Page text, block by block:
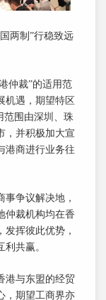
两制”行稳致远
仲裁”的适用范
机遇，期望特区
范围由深圳、珠
，并积极加大宣
港商进行业务往
争议解决地，
仲裁机构均在香
挥彼此优势，
共赢。
港与东盟的经贸
，期望工商界亦